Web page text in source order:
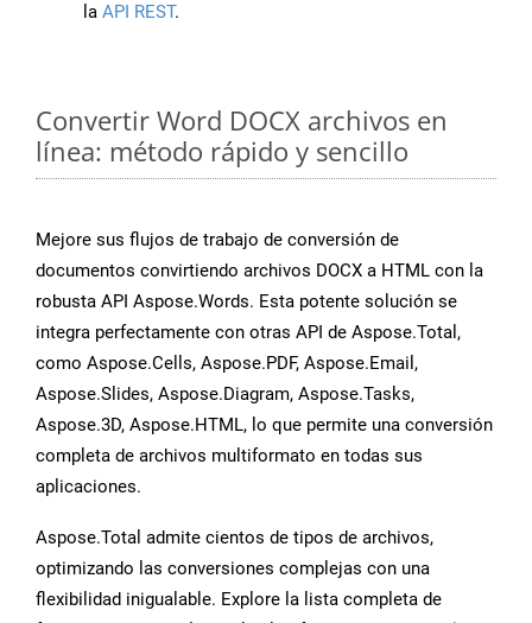
la API REST.
Convertir Word DOCX archivos en
línea: método rápido y sencillo
Mejore sus flujos de trabajo de conversión de
documentos convirtiendo archivos DOCX a HTML con la
robusta API Aspose.Words. Esta potente solución se
integra perfectamente con otras API de Aspose.Total,
como Aspose.Cells, Aspose.PDF, Aspose.Email,
Aspose.Slides, Aspose.Diagram, Aspose.Tasks,
Aspose.3D, Aspose.HTML, lo que permite una conversión
completa de archivos multiformato en todas sus
aplicaciones.
Aspose.Total admite cientos de tipos de archivos,
optimizando las conversiones complejas con una
flexibilidad inigualable. Explore la lista completa de